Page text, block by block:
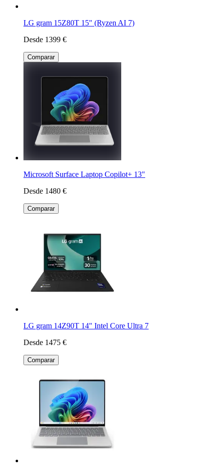
LG gram 15Z80T 15" (Ryzen AI 7)
Desde 1399 €
Comparar
Microsoft Surface Laptop Copilot+ 13"
Desde 1480 €
Comparar
LG gram 14Z90T 14" Intel Core Ultra 7
Desde 1475 €
Comparar